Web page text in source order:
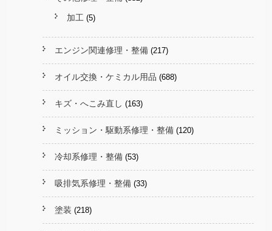
加工 (5)
エンジン関連修理・整備 (217)
オイル交換・ケミカル用品 (688)
キズ・へこみ直し (163)
ミッション・駆動系修理・整備 (120)
冷却系修理・整備 (53)
吸排気系修理・整備 (33)
塗装 (218)